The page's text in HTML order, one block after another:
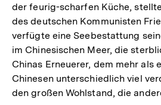
der feurig-scharfen Küche,
des deutschen Kommunisten
verfügte eine Seebestattung
im Chinesischen Meer, die
Chinas Erneuerer, dem mehr als
Chinesen unterschiedlich viel
den großen Wohlstand, die